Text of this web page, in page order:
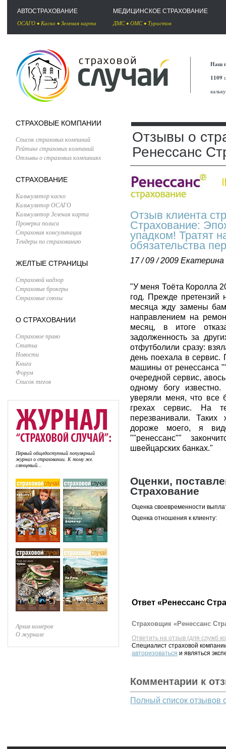
АВТОСТРАХОВАНИЕ
ОСАГО • Каско • Зеленая карта
МЕДИЦИНСКОЕ СТРАХОВАНИЕ
ДМС• ОМС• Туристов
Наш
1109
СТРАХОВЫЕ КОМПАНИИ
Список страховых компаний
Рейтинг страховых компаний
Отзывы о страховых компаниях
СТРАХОВАНИЕ
Калькулятор каско
Калькулятор ОСАГО
Калькулятор Зеленая карта
Проверка полиса
Страховая консультация
Тендеры по страхованию
ЖЕЛТЫЕ СТРАНИЦЫ
Страховой надзор
Страховые брокеры
Страховые союзы
О СТРАХОВАНИИ
Страховое право
Статьи
Новости
Книги
Форум
Список тегов
Первый общедоступный популярный
журнал о страховании. К тому же,
глянцевый...
Архив номеров
О журнале
Отзывы о
Ренессанс
Отзыв клиента
Страхование:
упадком! Тратят
обязательства
17 / 09 / 2009 Екатерина
"У меня Тоёта Королла
год. Прежде
месяца жду замены
направлением на
месяц, в итоге
задолженность за
отфутболили сразу:
день поехала в
машины от ренессанса
очередной сервис,
одному богу
уверяли меня, что все
грехах сервис. На
перезванивали.
дороже моего, я
""ренессанс""
швейцарских банках."
Оценки,
Страхование
Оценка своевременности
Оценка отношения к клиенту:
Ответ «Ренессанс
Страховщик «Ренессанс
Ответить на отзыв (для служб
Специалист страховой
авторизоваться и являться
Комментарии к
Полный список отзывов